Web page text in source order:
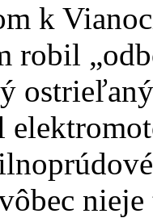
k
robil